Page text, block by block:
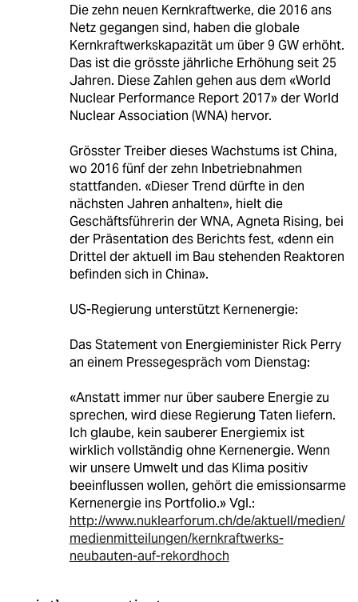
Die zehn neuen Kernkraftwerke, die 2016 ans
Netz gegangen sind, haben die globale
Kernkraftwerkskapazität um über 9 GW erhöht.
Das ist die grösste jährliche Erhöhung seit 25
Jahren. Diese Zahlen gehen aus dem «World
Nuclear Performance Report 2017» der World
Nuclear Association (WNA) hervor.
Grösster Treiber dieses Wachstums ist China,
wo 2016 fünf der zehn Inbetriebnahmen
stattfanden. «Dieser Trend dürfte in den
nächsten Jahren anhalten», hielt die
Geschäftsführerin der WNA, Agneta Rising, bei
der Präsentation des Berichts fest, «denn ein
Drittel der aktuell im Bau stehenden Reaktoren
befinden sich in China».
US-Regierung unterstützt Kernenergie:
Das Statement von Energieminister Rick Perry
an einem Pressegespräch vom Dienstag:
«Anstatt immer nur über saubere Energie zu
sprechen, wird diese Regierung Taten liefern.
Ich glaube, kein sauberer Energiemix ist
wirklich vollständig ohne Kernenergie. Wenn
wir unsere Umwelt und das Klima positiv
beeinflussen wollen, gehört die emissionsarme
Kernenergie ins Portfolio.» Vgl.:
http://www.nuklearforum.ch/de/aktuell/medien/
medienmitteilungen/kernkraftwerks-
neubauten-auf-rekordhoch